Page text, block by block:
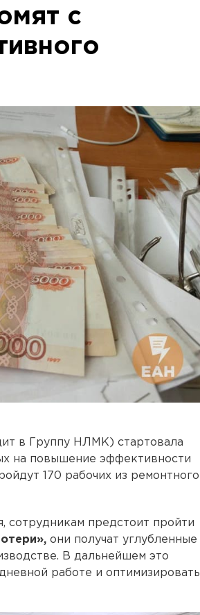
с
в Группу НЛМК) стартовала
на повышение эффективности
170 рабочих из ремонтного
сотрудникам предстоит пройти
они получат углубленные
В дальнейшем это
работе и оптимизировать